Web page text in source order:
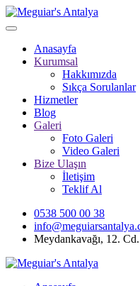
Anasayfa
Kurumsal
Hakkımızda
Sıkça Sorulanlar
Hizmetler
Blog
Galeri
Foto Galeri
Video Galeri
Bize Ulaşın
İletişim
Teklif Al
0538 500 00 38
Meydankavağı, 12.